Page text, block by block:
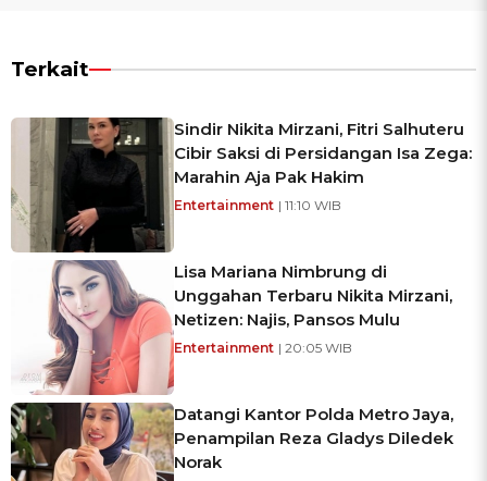
Terkait
Sindir Nikita Mirzani, Fitri Salhuteru
Cibir Saksi di Persidangan Isa Zega:
Marahin Aja Pak Hakim
Entertainment | 11:10 WIB
Lisa Mariana Nimbrung di
Unggahan Terbaru Nikita Mirzani,
Netizen: Najis, Pansos Mulu
Entertainment | 20:05 WIB
Datangi Kantor Polda Metro Jaya,
Penampilan Reza Gladys Diledek
Norak